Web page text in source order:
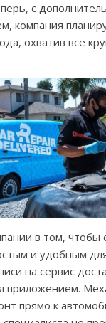
с
компания
охватив все
в том, чтобы
и удобным
на сервис
приложением.
прямо к